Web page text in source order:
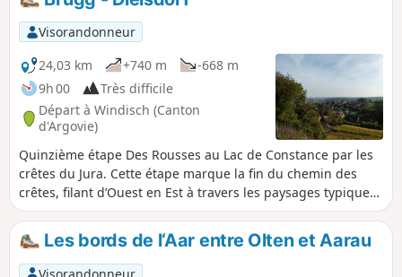
Visorandonneur
24,03 km
+740 m
-668 m
9h 00
Très difficile
Départ à Windisch (Canton
d'Argovie)
Quinzième étape Des Rousses au Lac de Constance par les
crêtes du Jura. Cette étape marque la fin du chemin des
crêtes, filant d’Ouest en Est à travers les paysages typiques
du Jura suisse. En guise de conclusion, une descente douce
serpente entre les vignes, vous menant jusqu’à Dielsdorf,
charmante localité blottie au pied du Lägern, ultime élan
rocheux du Jura oriental.
Les bords de l‘Aar entre Olten et Aarau
Visorandonneur